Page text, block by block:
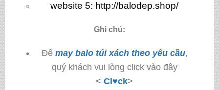
website 5: http://balodep.shop/
Ghi chú:
Để may balo túi xách theo yêu cầu,
quý khách vui lòng click vào đây
<Cl♥ck>